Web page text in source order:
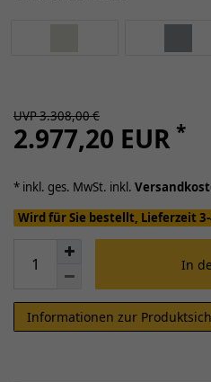
UVP 3.308,00 €
2.977,20 EUR *
* inkl. ges. MwSt. inkl.
Wird für Sie bestellt, Lieferzeit
In
Informationen zur